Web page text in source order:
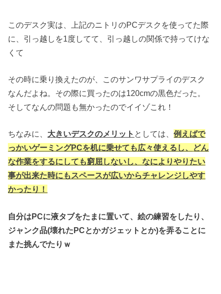
このデスク実は、上記のニトリのPCデスクを使ってた際
に、引っ越しを1度してて、引っ越しの関係で持ってけな
くて
その時に乗り換えたのが、このサンワサプライのデスク
なんだよね。その際に買ったのは120cmの黒色だった。
そしてなんの問題も無かったのでイイゾこれ！
ちなみに、 大きいデスクのメリット としては、例えばで
っかいゲーミングPCを机に乗せても広々使えるし、 どん
な作業をするにしても窮屈しないし、なによりやりたい
事が出来た時にもスペースが広いからチャレンジしやす
かったり！
自分はPCに液タブをたまに置いて、絵の練習をしたり、
ジャンク品(壊れたPCとかガジェットとか)を弄ることに
また挑んでたりｗ